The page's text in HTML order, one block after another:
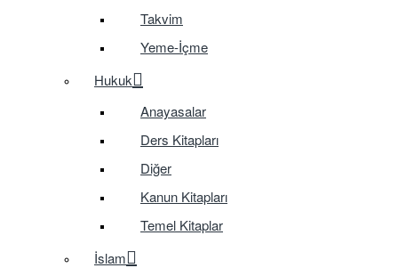
Takvim
Yeme-İçme
Hukuk
Anayasalar
Ders Kitapları
Diğer
Kanun Kitapları
Temel Kitaplar
İslam